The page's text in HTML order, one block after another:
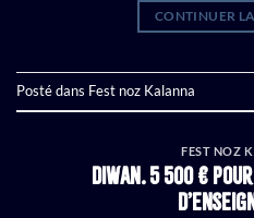
CONTINUER
Posté dans Fest noz Kalanna
FEST NOZ
Diwan. 5 500 €